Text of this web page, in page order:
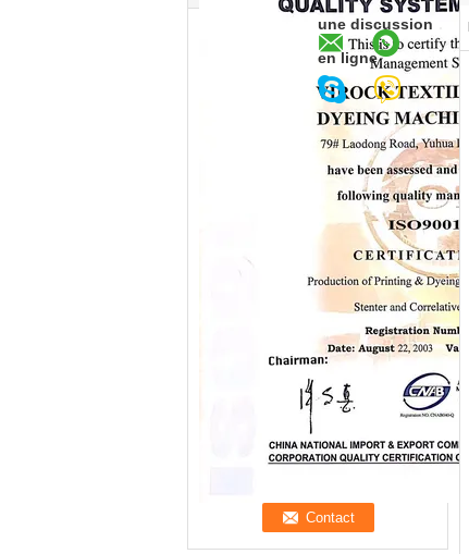
une discussion
en ligne